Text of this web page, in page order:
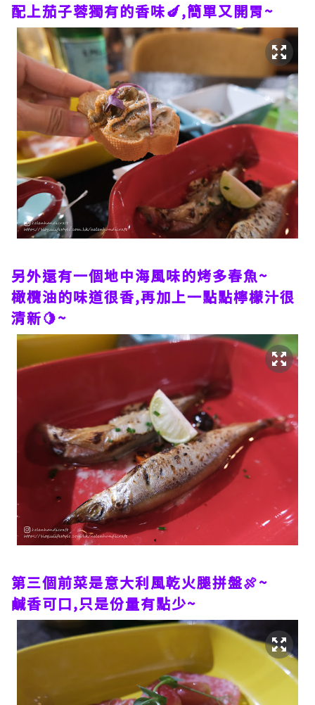
配上茄子蓉獨有的香味🍆,簡單又開胃~
另外還有一個地中海風味的烤多春魚~
橄欖油的味道很香,再加上一點點檸檬汁很
清新🍋~
第三個前菜是意大利風乾火腿拼盤🍖~
鹹香可口,只是份量有點少~